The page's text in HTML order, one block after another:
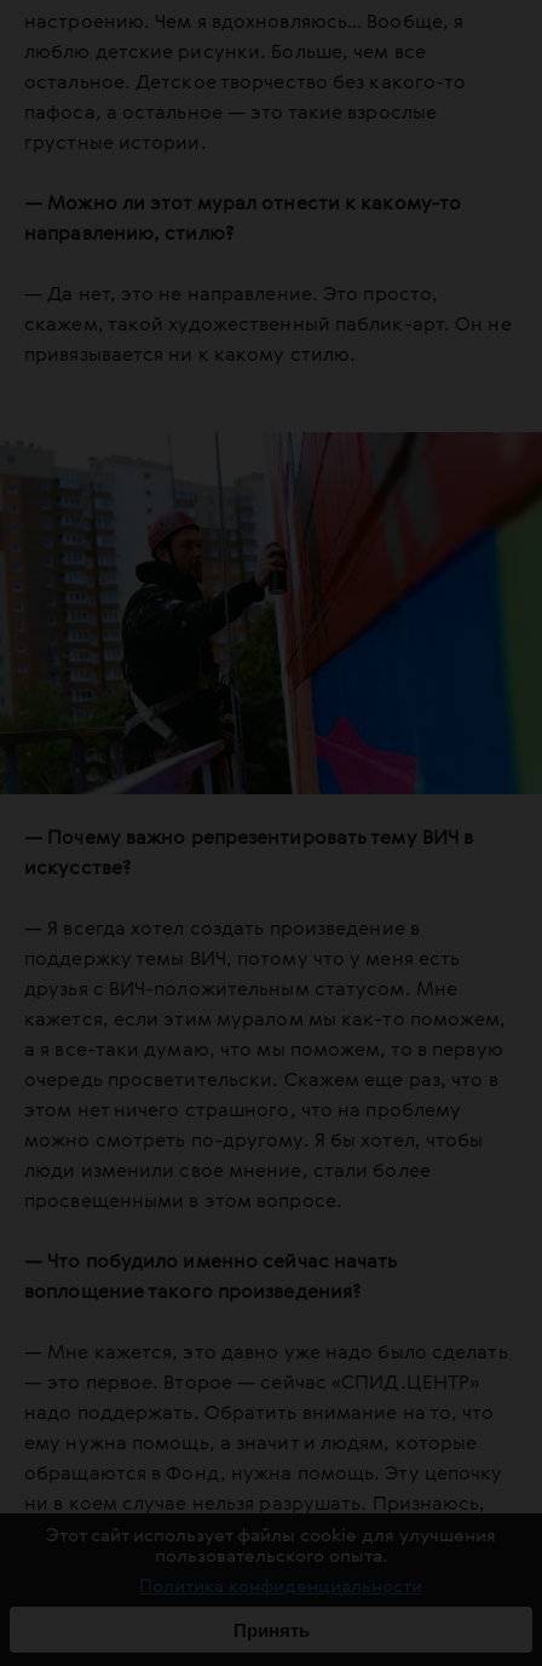
настроению. Чем я вдохновляюсь… Вообще, я
люблю детские рисунки. Больше, чем все
остальное. Детское творчество без какого-то
пафоса, а остальное — это такие взрослые
грустные истории.
— Можно ли этот мурал отнести к какому-то
направлению, стилю?
— Да нет, это не направление. Это просто,
скажем, такой художественный паблик-арт. Он не
привязывается ни к какому стилю.
— Почему важно репрезентировать тему ВИЧ в
искусстве?
— Я всегда хотел создать произведение в
поддержку темы ВИЧ, потому что у меня есть
друзья с ВИЧ-положительным статусом. Мне
кажется, если этим муралом мы как-то поможем,
а я все-таки думаю, что мы поможем, то в первую
очередь просветительски. Скажем еще раз, что в
этом нет ничего страшного, что на проблему
можно смотреть по-другому. Я бы хотел, чтобы
люди изменили свое мнение, стали более
просвещенными в этом вопросе.
— Что побудило именно сейчас начать
воплощение такого произведения?
— Мне кажется, это давно уже надо было сделать
— это первое. Второе — сейчас «СПИД.ЦЕНТР»
надо поддержать. Обратить внимание на то, что
ему нужна помощь, а значит и людям, которые
обращаются в Фонд, нужна помощь. Эту цепочку
ни в коем случае нельзя разрушать. Признаюсь,
было очень много рисков и очень много было
Одно из главных опасений — реакция людей. К
сожалению, для многих мурал, посвященный теме
Этот сайт использует файлы cookie для улучшения
пользовательского опыта.
Политика конфиденциальности
Принять